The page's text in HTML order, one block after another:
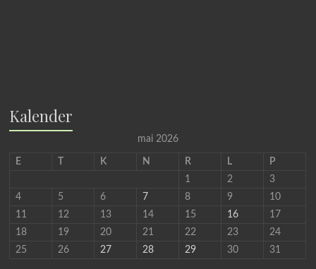
Kalender
mai 2026
E K N R L
P
1
2
3
4
5 6 7 8 9
10
11
12 13 14 15 16
17
18
19 20 21 22 23
24
25
26 27 28 29 30 31